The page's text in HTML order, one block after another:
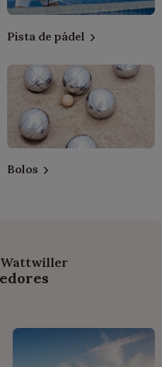
Pista de pádel
Bolos